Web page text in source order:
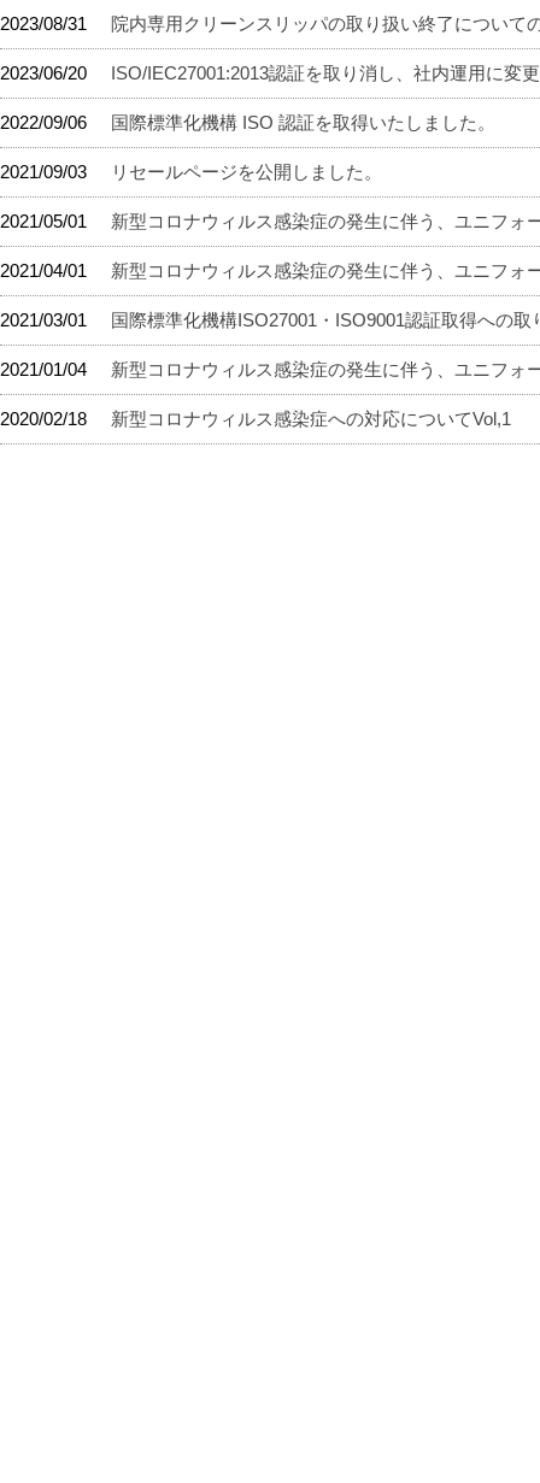
2023/08/31 院内専用クリーンスリッパの取り扱い終了について
2023/06/20 ISO/IEC27001:2013認証を取り消し、社内運用に変
2022/09/06 国際標準化機構 ISO 認証を取得いたしました。
2021/09/03 リセールページを公開しました。
2021/05/01 新型コロナウィルス感染症の発生に伴う、ユニフォ
2021/04/01 新型コロナウィルス感染症の発生に伴う、ユニフォ
2021/03/01 国際標準化機構ISO27001・ISO9001認証取得への取
2021/01/04 新型コロナウィルス感染症の発生に伴う、ユニフォ
2020/02/18 新型コロナウィルス感染症への対応についてVol,1